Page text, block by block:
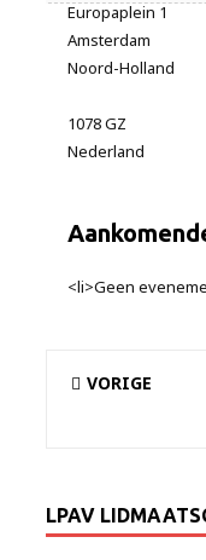
Europaplein 1
Amsterdam
Noord-Holland
1078 GZ
Nederland
<li>Geen
VORIGE
LPAV